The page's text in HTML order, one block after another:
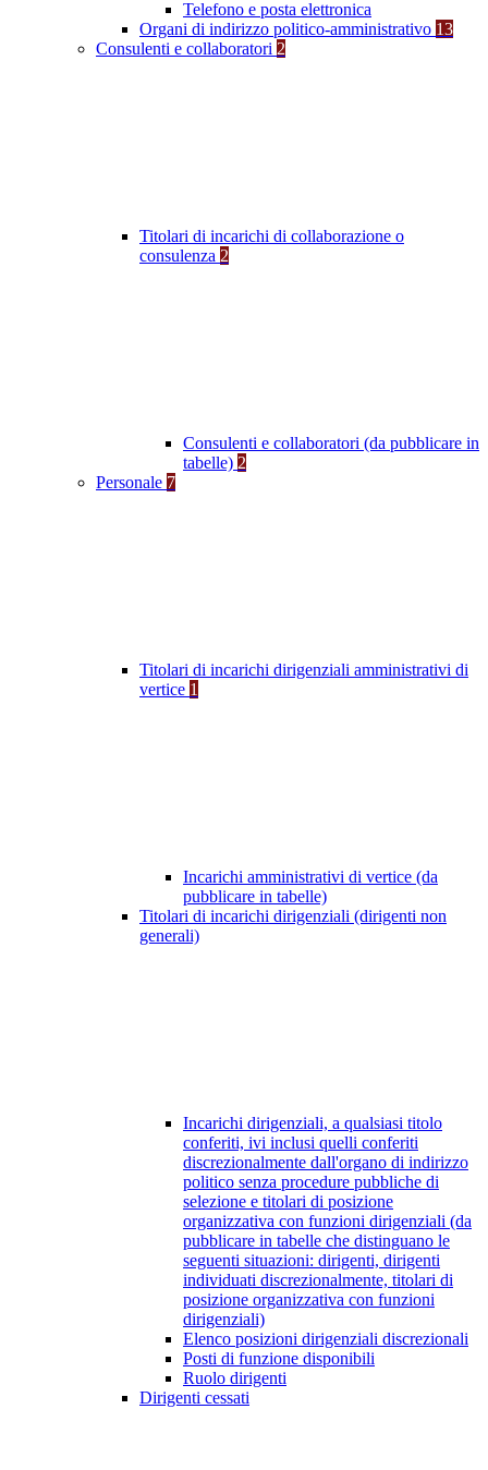
Telefono e posta elettronica
Organi di indirizzo politico-amministrativo 13
Consulenti e collaboratori 2
Titolari di incarichi di collaborazione o
consulenza 2
Consulenti e collaboratori (da pubblicare in
tabelle) 2
Personale 7
Titolari di incarichi dirigenziali amministrativi di
vertice 1
Incarichi amministrativi di vertice (da
pubblicare in tabelle)
Titolari di incarichi dirigenziali (dirigenti non
generali)
Incarichi dirigenziali, a qualsiasi titolo
conferiti, ivi inclusi quelli conferiti
discrezionalmente dall'organo di indirizzo
politico senza procedure pubbliche di
selezione e titolari di posizione
organizzativa con funzioni dirigenziali (da
pubblicare in tabelle che distinguano le
seguenti situazioni: dirigenti, dirigenti
individuati discrezionalmente, titolari di
posizione organizzativa con funzioni
dirigenziali)
Elenco posizioni dirigenziali discrezionali
Posti di funzione disponibili
Ruolo dirigenti
Dirigenti cessati